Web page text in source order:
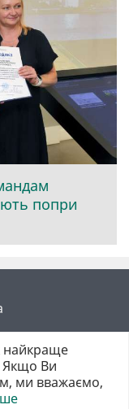
попри
найкраще
Якщо Ви
ми вважаємо,